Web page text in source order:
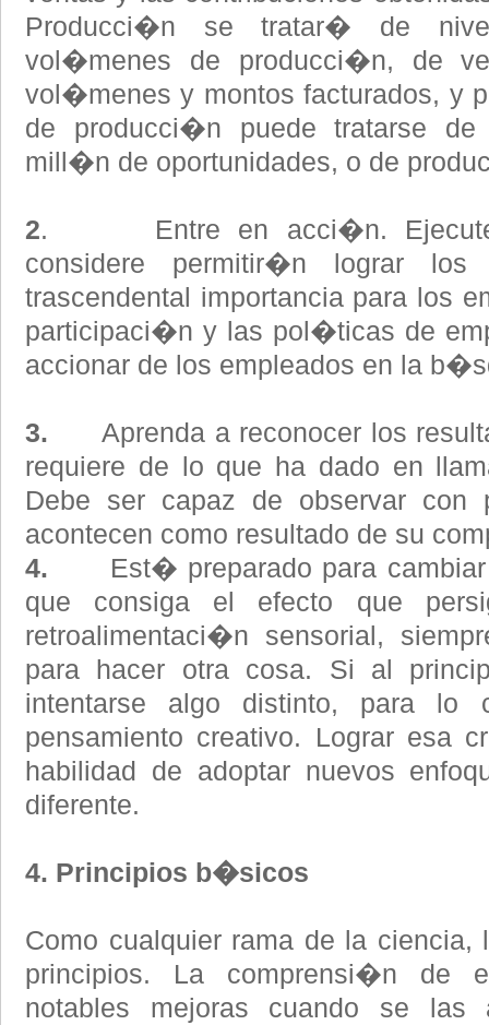
Producci�n se tratar� de
vol�menes de producci�n, de
vol�menes y montos facturados, y
de producci�n puede tratarse
mill�n de oportunidades, o de
2. Entre en acci�n. Ejecute
considere permitir�n lograr
trascendental importancia para los
participaci�n y las pol�ticas de
accionar de los empleados en la
3. Aprenda a reconocer los
requiere de lo que ha dado en
Debe ser capaz de observar
acontecen como resultado de su
4. Est� preparado para cambiar
que consiga el efecto que
retroalimentaci�n sensorial,
para hacer otra cosa. Si al
intentarse algo distinto, para lo
pensamiento creativo. Lograr esa
habilidad de adoptar nuevos
diferente.
4. Principios b�sicos
Como cualquier rama de la
principios. La comprensi�n de
notables mejoras cuando se las